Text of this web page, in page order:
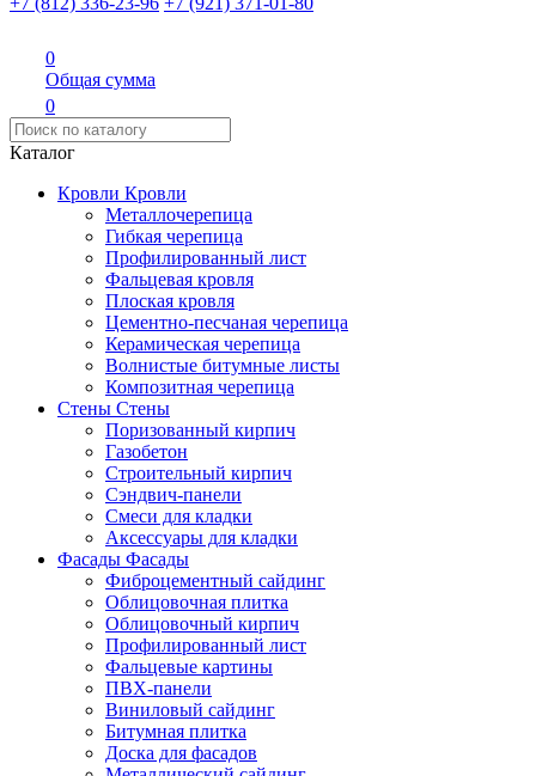
0
Общая сумма
0
Каталог
Кровли Кровли
Металлочерепица
Гибкая черепица
Профилированный лист
Фальцевая кровля
Плоская кровля
Цементно-песчаная черепица
Керамическая черепица
Волнистые битумные листы
Композитная черепица
Стены Стены
Поризованный кирпич
Газобетон
Строительный кирпич
Сэндвич-панели
Смеси для кладки
Аксессуары для кладки
Фасады Фасады
Фиброцементный сайдинг
Облицовочная плитка
Облицовочный кирпич
Профилированный лист
Фальцевые картины
ПВХ-панели
Виниловый сайдинг
Битумная плитка
Доска для фасадов